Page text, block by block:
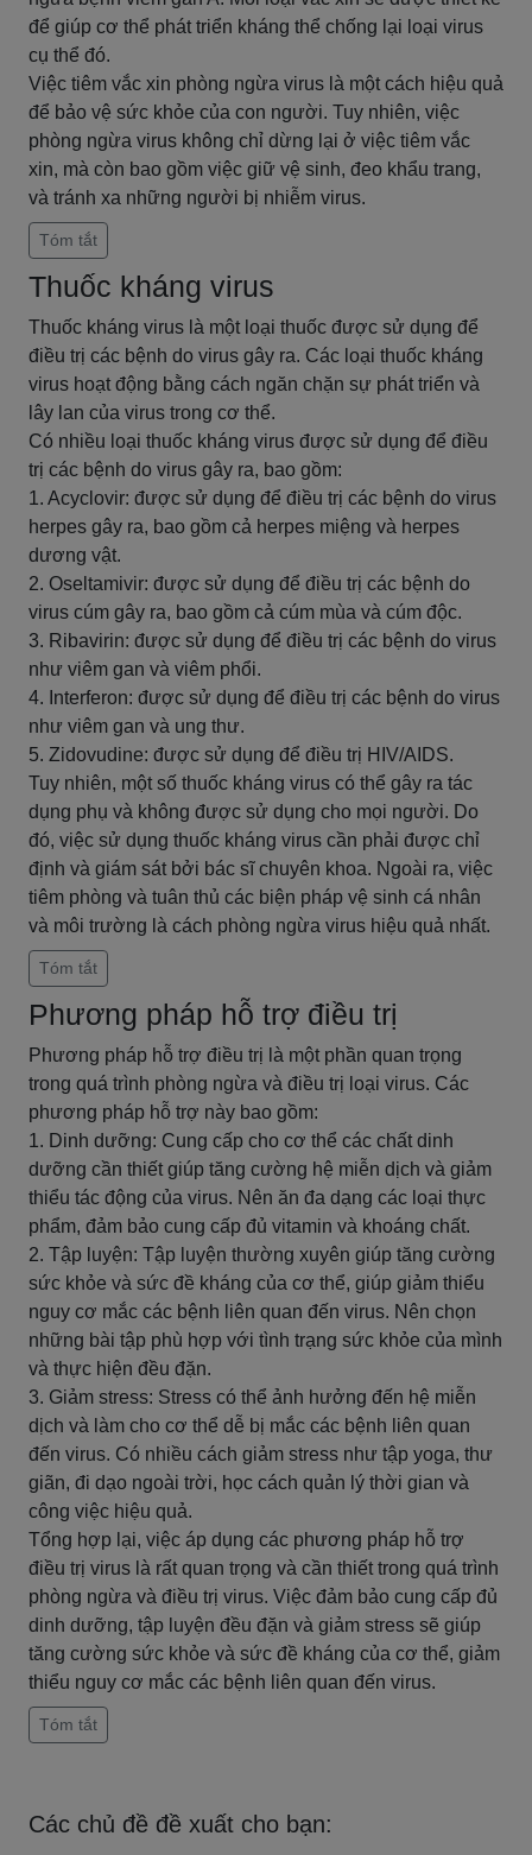
để giúp cơ thể phát triển kháng thể chống lại loại virus
cụ thể đó.
Việc tiêm vắc xin phòng ngừa virus là một cách hiệu quả
để bảo vệ sức khỏe của con người. Tuy nhiên, việc
phòng ngừa virus không chỉ dừng lại ở việc tiêm vắc
xin, mà còn bao gồm việc giữ vệ sinh, đeo khẩu trang,
và tránh xa những người bị nhiễm virus.
Tóm tắt
Thuốc kháng virus
Thuốc kháng virus là một loại thuốc được sử dụng để
điều trị các bệnh do virus gây ra. Các loại thuốc kháng
virus hoạt động bằng cách ngăn chặn sự phát triển và
lây lan của virus trong cơ thể.
Có nhiều loại thuốc kháng virus được sử dụng để điều
trị các bệnh do virus gây ra, bao gồm:
1. Acyclovir: được sử dụng để điều trị các bệnh do virus
herpes gây ra, bao gồm cả herpes miệng và herpes
dương vật.
2. Oseltamivir: được sử dụng để điều trị các bệnh do
virus cúm gây ra, bao gồm cả cúm mùa và cúm độc.
3. Ribavirin: được sử dụng để điều trị các bệnh do virus
như viêm gan và viêm phổi.
4. Interferon: được sử dụng để điều trị các bệnh do virus
như viêm gan và ung thư.
5. Zidovudine: được sử dụng để điều trị HIV/AIDS.
Tuy nhiên, một số thuốc kháng virus có thể gây ra tác
dụng phụ và không được sử dụng cho mọi người. Do
đó, việc sử dụng thuốc kháng virus cần phải được chỉ
định và giám sát bởi bác sĩ chuyên khoa. Ngoài ra, việc
tiêm phòng và tuân thủ các biện pháp vệ sinh cá nhân
và môi trường là cách phòng ngừa virus hiệu quả nhất.
Tóm tắt
Phương pháp hỗ trợ điều trị
Phương pháp hỗ trợ điều trị là một phần quan trọng
trong quá trình phòng ngừa và điều trị loại virus. Các
phương pháp hỗ trợ này bao gồm:
1. Dinh dưỡng: Cung cấp cho cơ thể các chất dinh
dưỡng cần thiết giúp tăng cường hệ miễn dịch và giảm
thiểu tác động của virus. Nên ăn đa dạng các loại thực
phẩm, đảm bảo cung cấp đủ vitamin và khoáng chất.
2. Tập luyện: Tập luyện thường xuyên giúp tăng cường
sức khỏe và sức đề kháng của cơ thể, giúp giảm thiểu
nguy cơ mắc các bệnh liên quan đến virus. Nên chọn
những bài tập phù hợp với tình trạng sức khỏe của mình
và thực hiện đều đặn.
3. Giảm stress: Stress có thể ảnh hưởng đến hệ miễn
dịch và làm cho cơ thể dễ bị mắc các bệnh liên quan
đến virus. Có nhiều cách giảm stress như tập yoga, thư
giãn, đi dạo ngoài trời, học cách quản lý thời gian và
công việc hiệu quả.
Tổng hợp lại, việc áp dụng các phương pháp hỗ trợ
điều trị virus là rất quan trọng và cần thiết trong quá trình
phòng ngừa và điều trị virus. Việc đảm bảo cung cấp đủ
dinh dưỡng, tập luyện đều đặn và giảm stress sẽ giúp
tăng cường sức khỏe và sức đề kháng của cơ thể, giảm
thiểu nguy cơ mắc các bệnh liên quan đến virus.
Tóm tắt
Các chủ đề đề xuất cho bạn: